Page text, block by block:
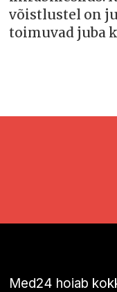
võistlustel on
toimuvad juba
Med24 hoiab